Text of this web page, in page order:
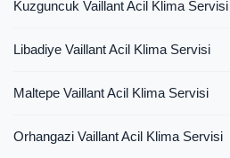
Kuzguncuk Vaillant Acil Klima Servisi
Libadiye Vaillant Acil Klima Servisi
Maltepe Vaillant Acil Klima Servisi
Orhangazi Vaillant Acil Klima Servisi